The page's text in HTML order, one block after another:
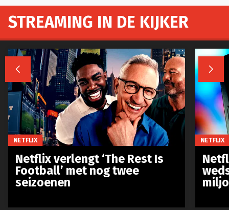
STREAMING IN DE KIJKER
 
NETFLIX
Netflix verlengt ‘The Rest Is
Football’ met nog twee
seizoenen
NETFLIX